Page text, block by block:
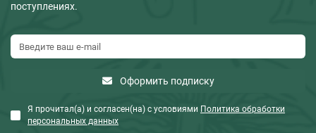
поступлениях.
Оформить подписку
Я прочитал(а) и согласен(на) с условиями Политика обработки
персональных данных